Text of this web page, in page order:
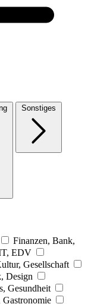
Sonstiges
Finanzen, Bank,
EDV
Gesellschaft
Design
Gesundheit
Gastronomie